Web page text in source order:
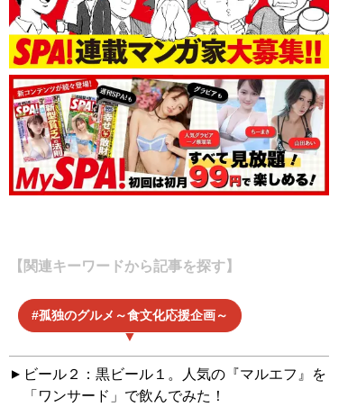
【関連キーワードから記事を探す】
孤独のグルメ～食文化応援企画～
ビール２：黒ビール１。人気の『マルエフ』を
「ワンサード」で飲んでみた！